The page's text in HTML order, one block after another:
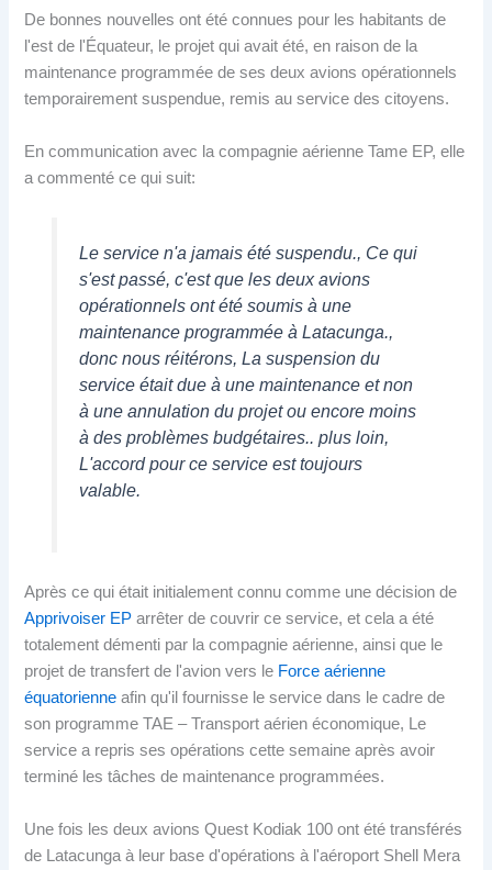
De bonnes nouvelles ont été connues pour les habitants de
l'est de l'Équateur, le projet qui avait été, en raison de la
maintenance programmée de ses deux avions opérationnels
temporairement suspendue, remis au service des citoyens.
En communication avec la compagnie aérienne Tame EP, elle
a commenté ce qui suit:
Le service n'a jamais été suspendu., Ce qui
s'est passé, c'est que les deux avions
opérationnels ont été soumis à une
maintenance programmée à Latacunga.,
donc nous réitérons, La suspension du
service était due à une maintenance et non
à une annulation du projet ou encore moins
à des problèmes budgétaires.. plus loin,
L'accord pour ce service est toujours
valable.
Après ce qui était initialement connu comme une décision de
Apprivoiser EP arrêter de couvrir ce service, et cela a été
totalement démenti par la compagnie aérienne, ainsi que le
projet de transfert de l'avion vers le Force aérienne
équatorienne afin qu'il fournisse le service dans le cadre de
son programme TAE – Transport aérien économique, Le
service a repris ses opérations cette semaine après avoir
terminé les tâches de maintenance programmées.
Une fois les deux avions Quest Kodiak 100 ont été transférés
de Latacunga à leur base d'opérations à l'aéroport Shell Mera